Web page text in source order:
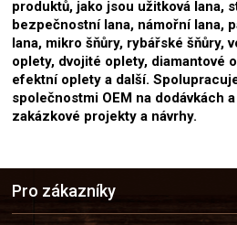
produktů, jako jsou užitková lana,
bezpečnostní lana, námořní lana,
lana, mikro šňůry, rybářské šňůry,
oplety, dvojité oplety, diamantové
efektní oplety a další.
společnostmi OEM na dodávkách
zakázkové projekty a návrhy.
Pro zákazníky